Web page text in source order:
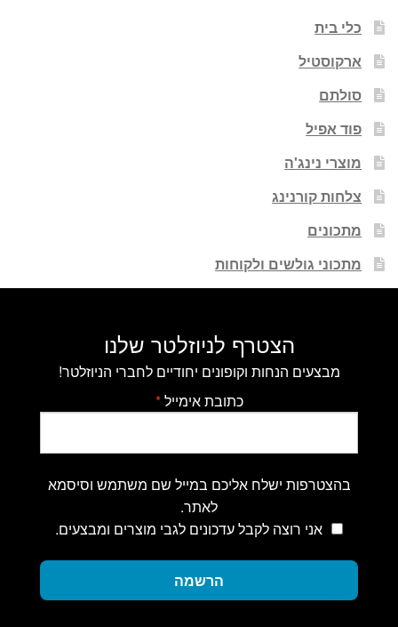
כלי בית
ארקוסטיל
סולתם
פוד אפיל
מוצרי נינג'ה
צלחות קורנינג
מתכונים
מתכוני גולשים ולקוחות
הצטרף לניוזלטר שלנו
מבצעים הנחות וקופונים יחודיים לחברי הניוזלטר!
כתובת אימייל*
בהצטרפות ישלח אליכם במייל שם משתמש וסיסמא
לאתר.
אני רוצה לקבל עדכונים לגבי מוצרים ומבצעים.
הרשמה